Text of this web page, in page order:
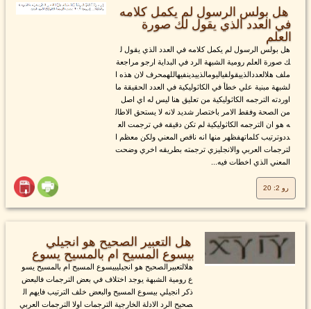
هل بولس الرسول لم يكمل كلامه
في العدد الذي يقول لك صورة
العلم
هل بولس الرسول لم يكمل كلامه في العدد الذي يقول ل
ك صورة العلم رومية الشبهة الرد في البداية ارجو مراجعة
ملف هلالعددالذييقولفياليومالذييدينفيهاللهمحرف لان هذه ا
لشبهة مبنية علي خطأ في الكاثوليكية في العدد الحقيقة ما
اوردته الترجمه الكاثوليكية من تعليق هنا ليس له اي اصل
من الصحة وفقط الامر باختصار شديد لانه لا يستحق الاطال
ه هو ان الترجمه الكاثوليكية لم تكن دقيقه في ترجمت الع
ددوترتيب كلماتهفظهر منها انه ناقص المعني ولكن معظم ا
لترجمات العربي والانجليزي ترجمته بطريقه اخري وضحت
المعني الذي اخطات فيه...
رو 2: 20
هل التعبير الصحيح هو انجيلي
بيسوع المسيح ام بالمسيح يسوع
هلالتعبيرالصحيح هو انجيليبيسوع المسيح ام بالمسيح يسو
ع رومية الشبهة يوجد اختلاف في بعض الترجمات فالبعض
ذكر انجيلي بيسوع المسيح والبعض خلف الترتيب فايهم ال
صحيح الرد الادلة الخارجية الترجمات اولا الترجمات العربي